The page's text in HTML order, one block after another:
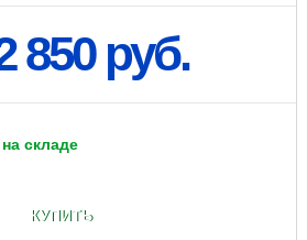
850 руб.
складе
КУПИТЬ